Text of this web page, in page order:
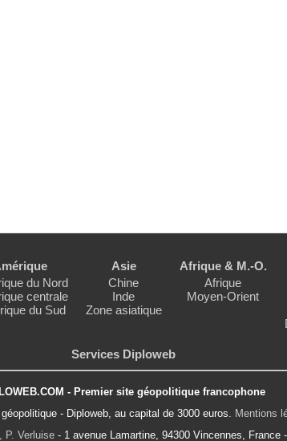
du Nord
centrale
du Sud
Asie
Chine
Inde
Zone asiatique
Afrique & M.-O.
Afrique
Moyen-Orient
Services Diploweb
- Premier site géopolitique francophone
- Diploweb, au capital de 3000 euros.
Mentions
P. Verluise - 1 avenue Lamartine, 94300 Vincennes, France -